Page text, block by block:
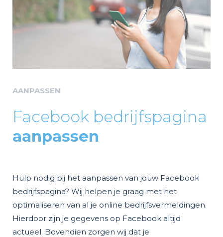
AANPASSEN
Facebook bedrijfspagina
aanpassen
Hulp nodig bij het aanpassen van jouw Facebook
bedrijfspagina? Wij helpen je graag met het
optimaliseren van al je online bedrijfsvermeldingen.
Hierdoor zijn je gegevens op Facebook altijd
actueel. Bovendien zorgen wij dat je